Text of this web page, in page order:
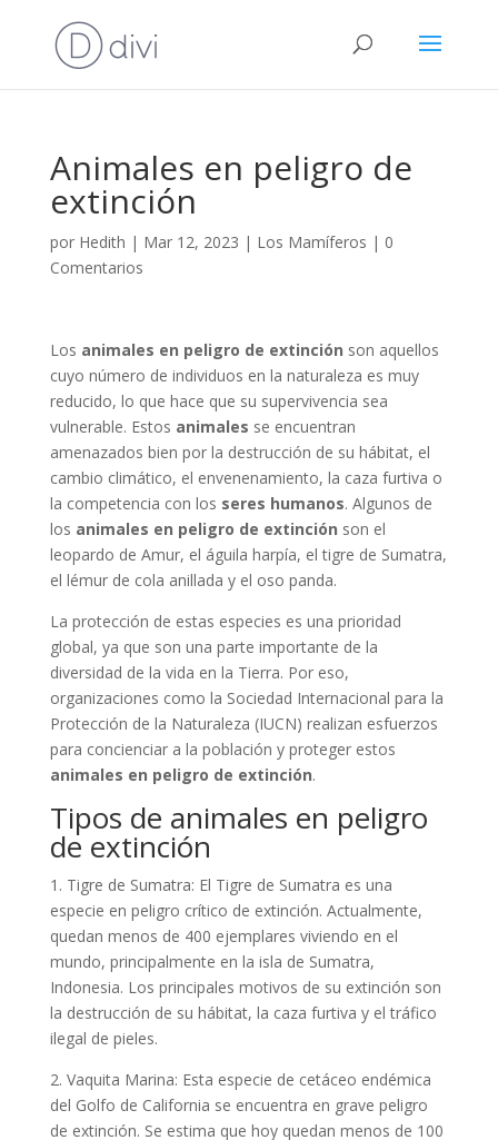
Animales en peligro de
extinción
por Hedith | Mar 12, 2023 | Los Mamíferos | 0
Comentarios
Los animales en peligro de extinción son aquellos
cuyo número de individuos en la naturaleza es muy
reducido, lo que hace que su supervivencia sea
vulnerable. Estos animales se encuentran
amenazados bien por la destrucción de su hábitat, el
cambio climático, el envenenamiento, la caza furtiva o
la competencia con los seres humanos. Algunos de
los animales en peligro de extinción son el
leopardo de Amur, el águila harpía, el tigre de Sumatra,
el lémur de cola anillada y el oso panda.
La protección de estas especies es una prioridad
global, ya que son una parte importante de la
diversidad de la vida en la Tierra. Por eso,
organizaciones como la Sociedad Internacional para la
Protección de la Naturaleza (IUCN) realizan esfuerzos
para concienciar a la población y proteger estos
animales en peligro de extinción.
Tipos de animales en peligro
de extinción
1. Tigre de Sumatra: El Tigre de Sumatra es una
especie en peligro crítico de extinción. Actualmente,
quedan menos de 400 ejemplares viviendo en el
mundo, principalmente en la isla de Sumatra,
Indonesia. Los principales motivos de su extinción son
la destrucción de su hábitat, la caza furtiva y el tráfico
ilegal de pieles.
2. Vaquita Marina: Esta especie de cetáceo endémica
del Golfo de California se encuentra en grave peligro
de extinción. Se estima que hoy quedan menos de 100